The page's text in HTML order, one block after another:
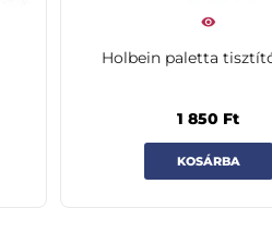
Holbein paletta
1 850 Ft
KOSÁRBA